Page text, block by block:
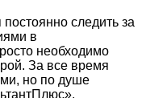
следить за
в
необходимо
За все время
но по душе